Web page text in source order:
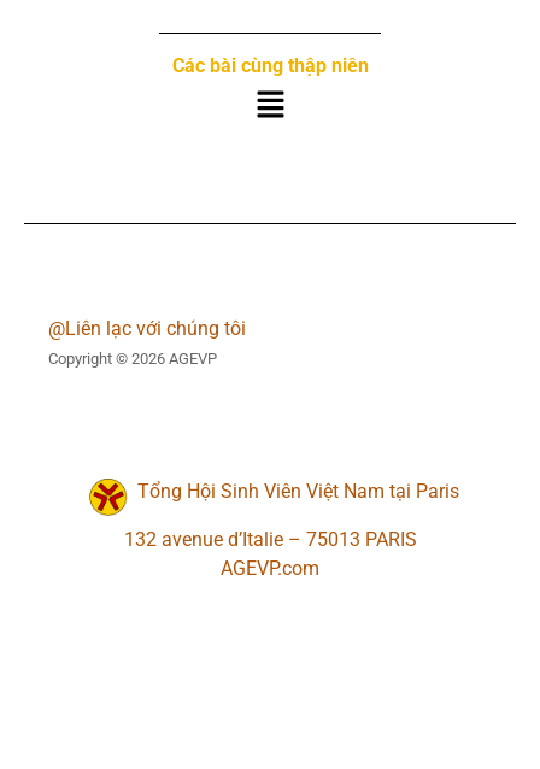
Các bài cùng thập niên
@Liên lạc với chúng tôi
Copyright © 2026 AGEVP
Tổng Hội Sinh Viên Việt Nam tại Paris
132 avenue d’Italie – 75013 PARIS
AGEVP.com